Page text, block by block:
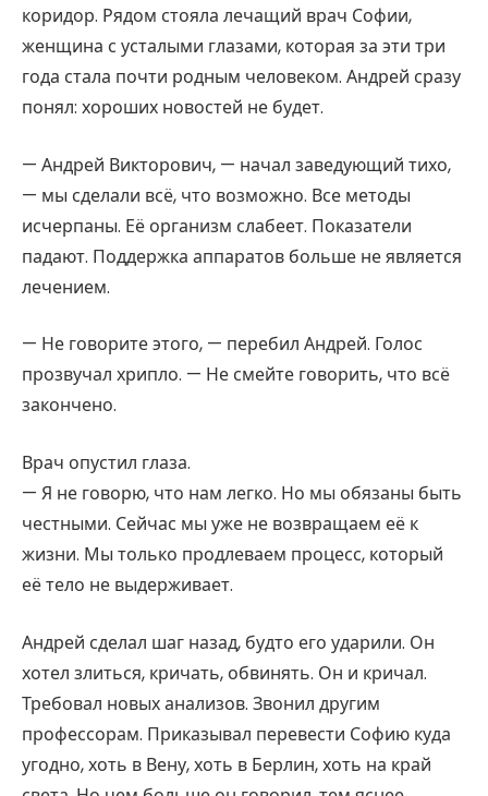
коридор. Рядом стояла лечащий врач Софии,
женщина с усталыми глазами, которая за эти три
года стала почти родным человеком. Андрей сразу
понял: хороших новостей не будет.
— Андрей Викторович, — начал заведующий тихо,
— мы сделали всё, что возможно. Все методы
исчерпаны. Её организм слабеет. Показатели
падают. Поддержка аппаратов больше не является
лечением.
— Не говорите этого, — перебил Андрей. Голос
прозвучал хрипло. — Не смейте говорить, что всё
закончено.
Врач опустил глаза.
— Я не говорю, что нам легко. Но мы обязаны быть
честными. Сейчас мы уже не возвращаем её к
жизни. Мы только продлеваем процесс, который
её тело не выдерживает.
Андрей сделал шаг назад, будто его ударили. Он
хотел злиться, кричать, обвинять. Он и кричал.
Требовал новых анализов. Звонил другим
профессорам. Приказывал перевести Софию куда
угодно, хоть в Вену, хоть в Берлин, хоть на край